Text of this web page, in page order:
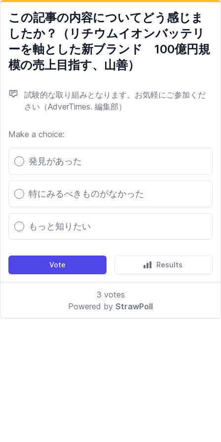
この記事の内容についてどう感じま
したか？（リチウムイオンバッテリ
ーを軸とした新ブランド 100億円規
模の売上目指す、山善）
試験的な取り組みとなります。お気軽にご参加くだ
さい（AdverTimes. 編集部）
Make a choice:
Poll options
発見があった
特にみるべきものがなかった
もっと知りたい
Vote Results
3 votes
Powered by StrawPoll